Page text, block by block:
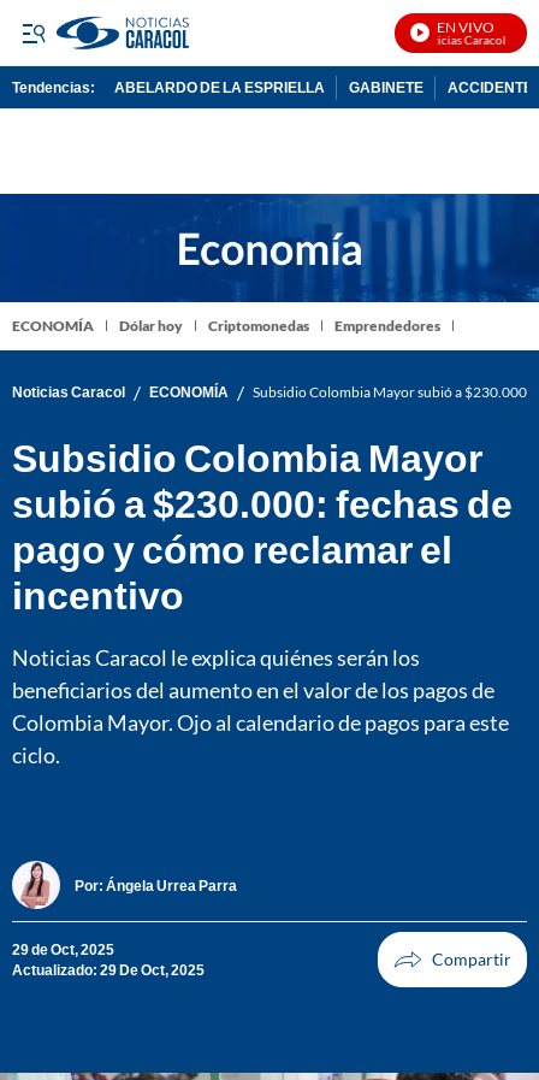
EN VIVO
Noticias Caracol En
Tendencias: ABELARDO DE LA ESPRIELLA GABINETE ACCIDENTE
ECONOMÍA Dólar hoy Criptomonedas Emprendedores
Noticias Caracol / ECONOMÍA / Subsidio Colombia Mayor subió a $230.000:
Subsidio Colombia Mayor
subió a $230.000: fechas de
pago y cómo reclamar el
incentivo
Noticias Caracol le explica quiénes serán los
beneficiarios del aumento en el valor de los pagos de
Colombia Mayor. Ojo al calendario de pagos para este
ciclo.
Por: Ángela Urrea Parra
29 de Oct, 2025
Actualizado: 29 De Oct, 2025